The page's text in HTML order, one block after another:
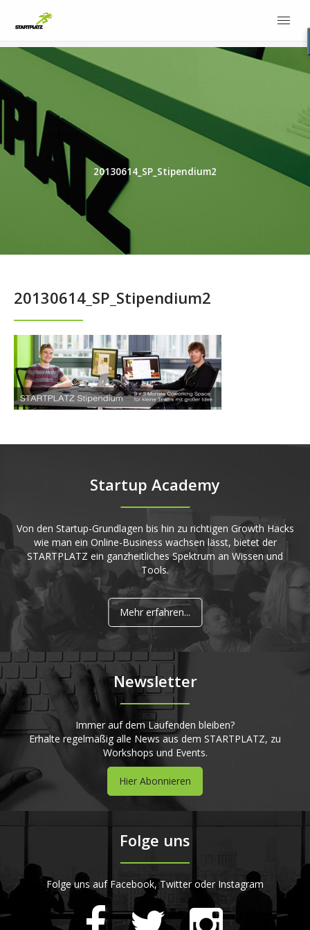
20130614_SP_Stipendium2
20130614_SP_Stipendium2
Startup Academy
Von den Startup-Grundlagen bis hin zu richtigen Growth Hacks
wie man ein Online-Business wachsen lässt, bietet der
STARTPLATZ ein ganzheitliches Spektrum an Wissen und
Tools.
Mehr erfahren...
Newsletter
Immer auf dem Laufenden bleiben?
Erhalte regelmäßig alle News aus dem STARTPLATZ, zu
Workshops und Events.
Hier Abonnieren
Folge uns
Folge uns auf Facebook, Twitter oder Instagram